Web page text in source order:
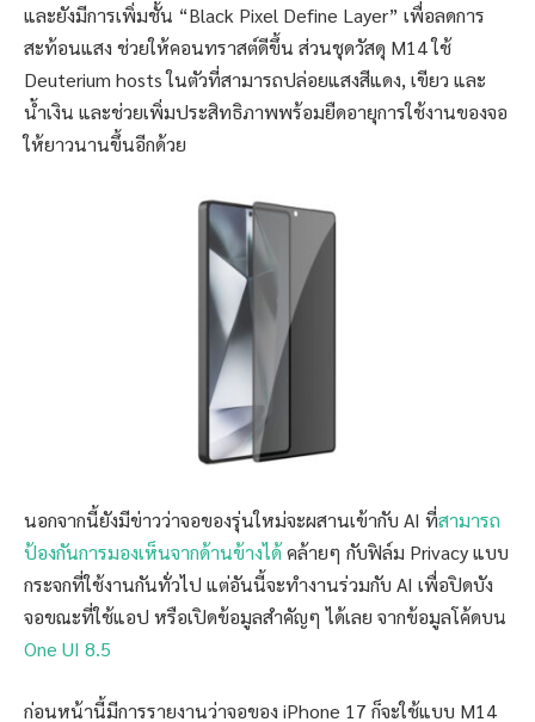
และยังมีการเพิ่มชั้น “Black Pixel Define Layer” เพื่อลดการ
สะท้อนแสง ช่วยให้คอนทราสต์ดีขึ้น ส่วนชุดวัสดุ M14 ใช้
Deuterium hosts ในตัวที่สามารถปล่อยแสงสีแดง, เขียว และ
น้ำเงิน และช่วยเพิ่มประสิทธิภาพพร้อมยืดอายุการใช้งานของจอ
ให้ยาวนานขึ้นอีกด้วย
นอกจากนี้ยังมีข่าวว่าจอของรุ่นใหม่จะผสานเข้ากับ AI ที่สามารถ
ป้องกันการมองเห็นจากด้านข้างได้คล้ายๆ กับฟิล์ม Privacy แบบ
กระจกที่ใช้งานกันทั่วไป แต่อันนี้จะทำงานร่วมกับ AI เพื่อปิดบัง
จอขณะที่ใช้แอป หรือเปิดข้อมูลสำคัญๆ ได้เลย จากข้อมูลโค้ดบน
One UI 8.5
ก่อนหน้านี้มีการรายงานว่าจอของ iPhone 17 ก็จะใช้แบบ M14